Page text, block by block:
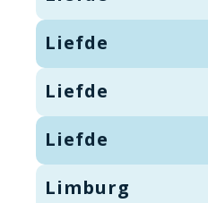
Liefde
Liefde
Liefde
Limburg